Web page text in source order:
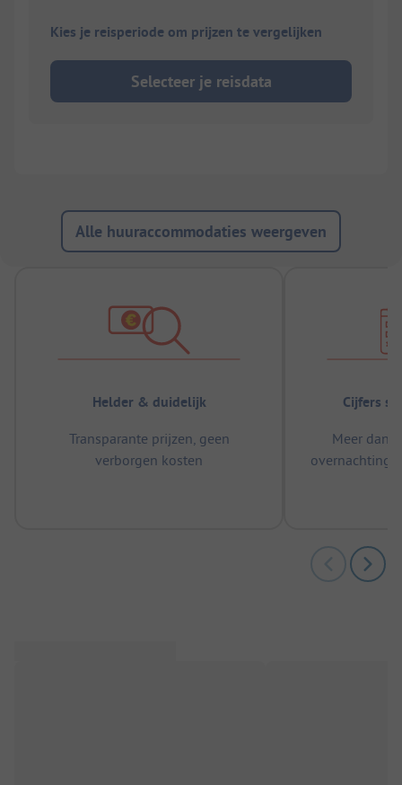
Kies je reisperiode om prijzen te vergelijken
Selecteer je reisdata
Alle huuraccommodaties weergeven
Helder & duidelijk
Transparante prijzen, geen
verborgen kosten
Cijfers
Meer dan